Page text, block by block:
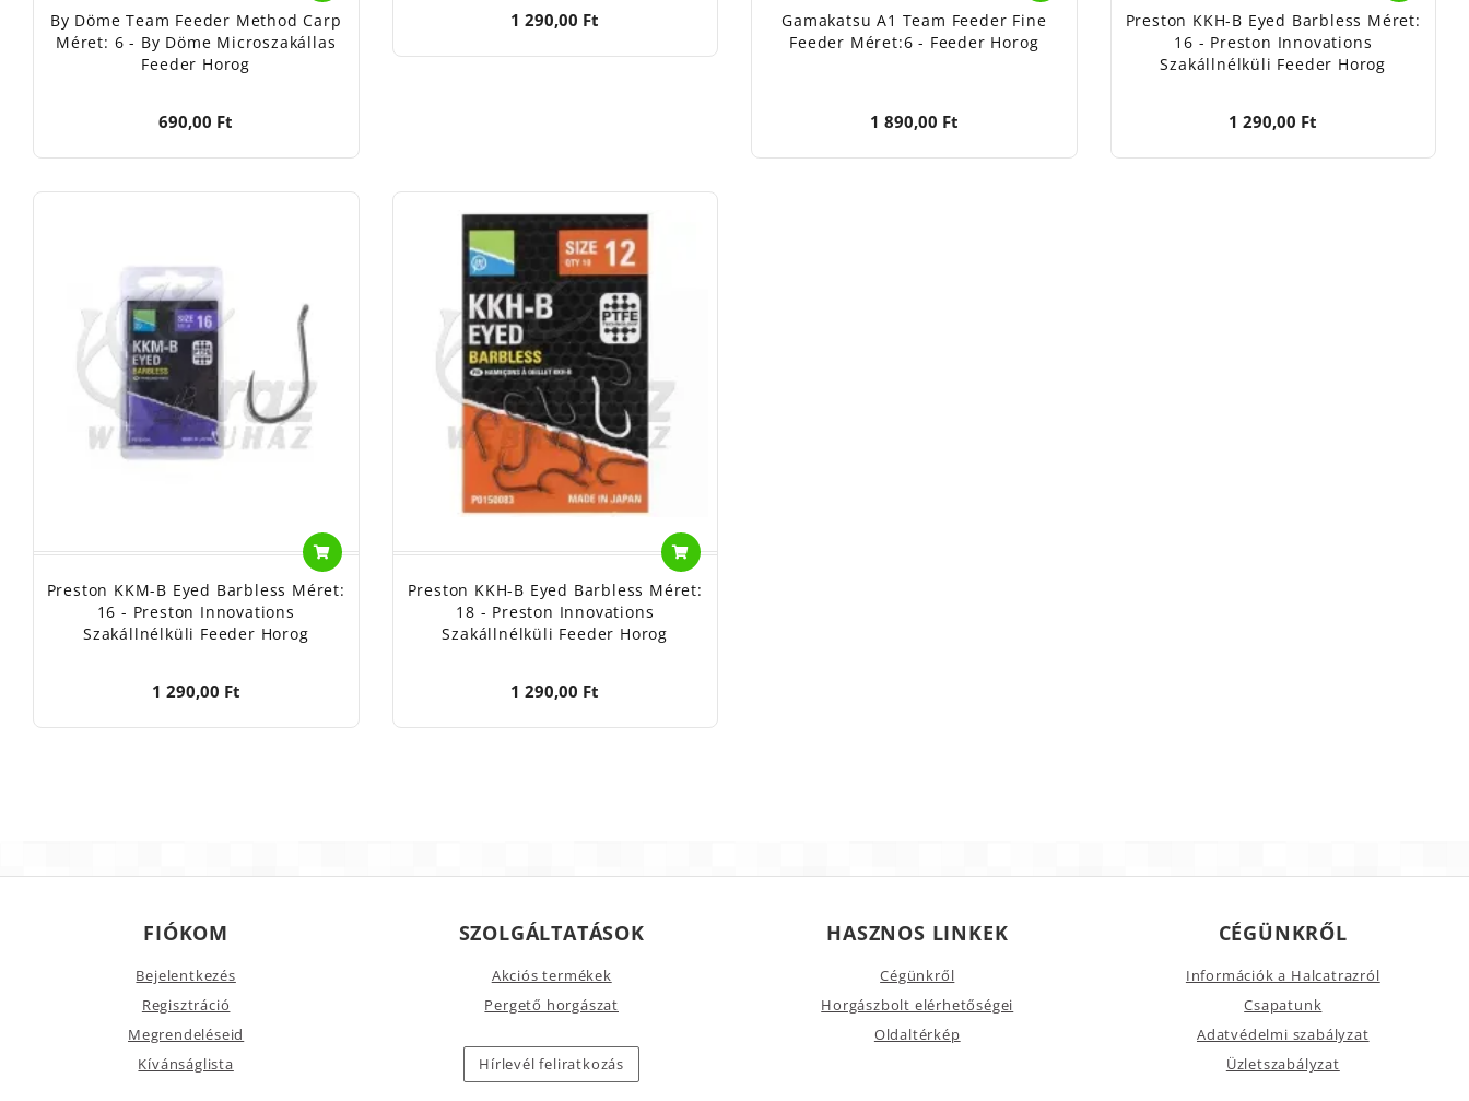
By Döme Team Feeder Method Carp
Méret: 6 - By Döme Microszakállas
Feeder Horog
690,00 Ft
1 290,00 Ft
Gamakatsu A1 Team Feeder Fine
Feeder Méret:6 - Feeder Horog
1 890,00 Ft
Preston KKH-B Eyed Barbless Méret:
16 - Preston Innovations
Szakállnélküli Feeder Horog
1 290,00 Ft
Preston KKM-B Eyed Barbless Méret:
16 - Preston Innovations
Szakállnélküli Feeder Horog
1 290,00 Ft
Preston KKH-B Eyed Barbless Méret:
18 - Preston Innovations
Szakállnélküli Feeder Horog
1 290,00 Ft
FIÓKOM
Bejelentkezés
Regisztráció
Megrendeléseid
Kívánságlista
SZOLGÁLTATÁSOK
Akciós termékek
Pergető horgászat
Hírlevél feliratkozás
HASZNOS LINKEK
Cégünkről
Horgászbolt elérhetőségei
Oldaltérkép
CÉGÜNKRŐL
Információk a Halcatrazról
Csapatunk
Adatvédelmi szabályzat
Üzletszabályzat